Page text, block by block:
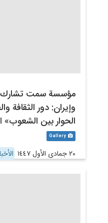
مؤسسة سمت تشارك
وإيران: دور الثقافة
الحوار بين
Gallery
٢٠ جمادى الأول ١٤٤٧